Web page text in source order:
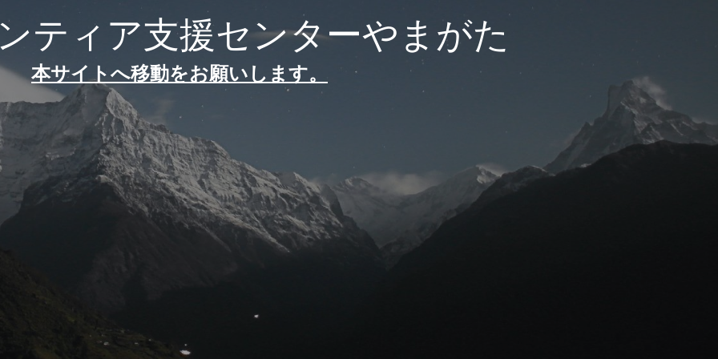
ティア支援センターやまがた
本サイトへ移動をお願いします。